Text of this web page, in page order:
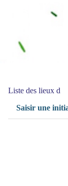
Liste des lieux d
Saisir une